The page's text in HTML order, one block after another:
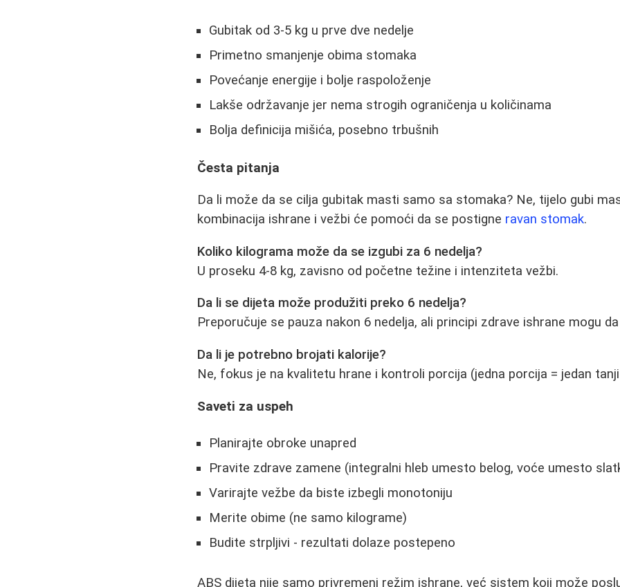
Gubitak od 3-5 kg u prve dve nedelje
Primetno smanjenje obima stomaka
Povećanje energije i bolje raspoloženje
Lakše održavanje jer nema strogih ograničenja u količinama
Bolja definicija mišića, posebno trbušnih
Česta pitanja
Da li može da se cilja gubitak masti samo sa stomaka? Ne, tijelo gubi
kombinacija ishrane i vežbi će pomoći da se postigne ravan stomak.
Koliko kilograma može da se izgubi za 6 nedelja?
U proseku 4-8 kg, zavisno od početne težine i intenziteta vežbi.
Da li se dijeta može produžiti preko 6 nedelja?
Preporučuje se pauza nakon 6 nedelja, ali principi zdrave ishrane mogu
Da li je potrebno brojati kalorije?
Ne, fokus je na kvalitetu hrane i kontroli porcija (jedna porcija = jedan
Saveti za uspeh
Planirajte obroke unapred
Pravite zdrave zamene (integralni hleb umesto belog, voće umesto
Varirajte vežbe da biste izbegli monotoniju
Merite obime (ne samo kilograme)
Budite strpljivi - rezultati dolaze postepeno
ABS dijeta nije samo privremeni režim ishrane, već sistem koji može